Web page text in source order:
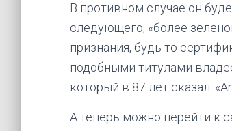
В противном случае он
следующего, «более
признания, будь то
подобными титулами
который в 87 лет сказал:
А теперь можно перейти к